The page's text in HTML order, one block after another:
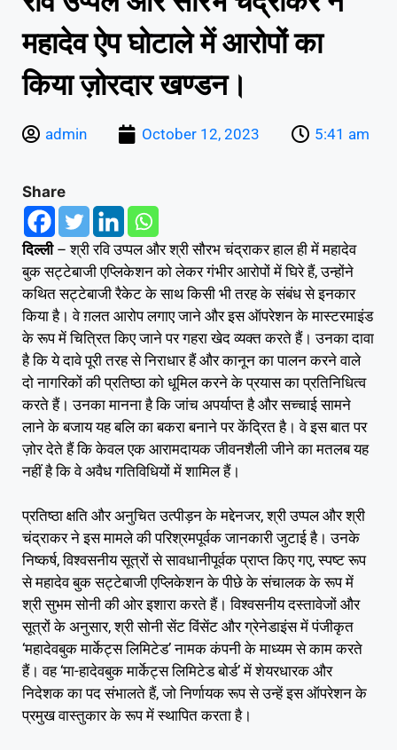
महादेव ऐप घोटाले में आरोपों का
किया ज़ोरदार खण्डन।
admin October 12, 2023 5:41 am
Share
दिल्ली– श्री रवि उप्पल और श्री सौरभ चंद्राकर हाल ही में महादेव
बुक सट्टेबाजी एप्लिकेशन को लेकर गंभीर आरोपों में घिरे हैं, उन्होंने
कथित सट्टेबाजी रैकेट के साथ किसी भी तरह के संबंध से इनकार
किया है। वे ग़लत आरोप लगाए जाने और इस ऑपरेशन के मास्टरमाइंड
के रूप में चित्रित किए जाने पर गहरा खेद व्यक्त करते हैं। उनका दावा
है कि ये दावे पूरी तरह से निराधार हैं और कानून का पालन करने वाले
दो नागरिकों की प्रतिष्ठा को धूमिल करने के प्रयास का प्रतिनिधित्व
करते हैं। उनका मानना है कि जांच अपर्याप्त है और सच्चाई सामने
लाने के बजाय यह बलि का बकरा बनाने पर केंद्रित है। वे इस बात पर
ज़ोर देते हैं कि केवल एक आरामदायक जीवनशैली जीने का मतलब यह
नहीं है कि वे अवैध गतिविधियों में शामिल हैं।
प्रतिष्ठा क्षति और अनुचित उत्पीड़न के मद्देनजर, श्री उप्पल और श्री
चंद्राकर ने इस मामले की परिश्रमपूर्वक जानकारी जुटाई है। उनके
निष्कर्ष, विश्वसनीय सूत्रों से सावधानीपूर्वक प्राप्त किए गए, स्पष्ट रूप
से महादेव बुक सट्टेबाजी एप्लिकेशन के पीछे के संचालक के रूप में
श्री सुभम सोनी की ओर इशारा करते हैं। विश्वसनीय दस्तावेजों और
सूत्रों के अनुसार, श्री सोनी सेंट विंसेंट और ग्रेनेडाइंस में पंजीकृत
‘महादेवबुक मार्केट्स लिमिटेड’ नामक कंपनी के माध्यम से काम करते
हैं। वह ‘मा-हादेवबुक मार्केट्स लिमिटेड बोर्ड’ में शेयरधारक और
निदेशक का पद संभालते हैं, जो निर्णायक रूप से उन्हें इस ऑपरेशन के
प्रमुख वास्तुकार के रूप में स्थापित करता है।